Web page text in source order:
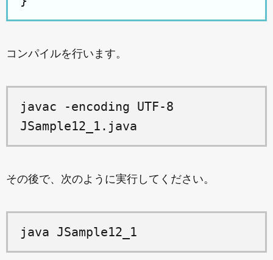
コンパイルを行います。
javac -encoding UTF-8
JSample12_1.java
その後で、次のように実行してください。
java JSample12_1